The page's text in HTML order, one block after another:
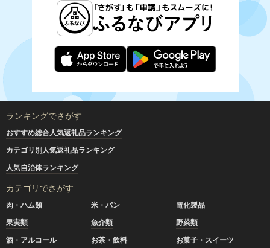
ランキングでさがす
おすすめ総合人気返礼品ランキング
カテゴリ別人気返礼品ランキング
人気自治体ランキング
カテゴリでさがす
肉・ハム類 米・パン
電化製品
果実類
魚介類
野菜類
酒・アルコール
お茶・飲料
お菓子・スイーツ